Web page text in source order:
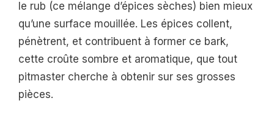
le rub (ce mélange d’épices sèches) bien mieux
qu’une surface mouillée. Les épices collent,
pénètrent, et contribuent à former ce bark,
cette croûte sombre et aromatique, que tout
pitmaster cherche à obtenir sur ses grosses
pièces.